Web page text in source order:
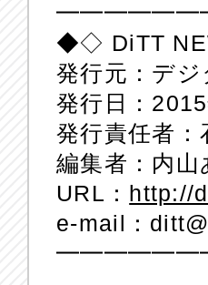
◆◇ DiTT
発行元：デ
発行日：
発行責任者：
編集者：内山
URL： http://
e-mail：